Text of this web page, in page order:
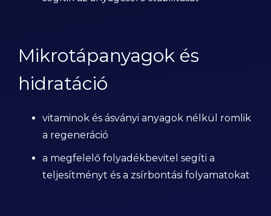
Mikrotápanyagok és
hidratáció
vitaminok és ásványi anyagok nélkül romlik
a regeneráció
a megfelelő folyadékbevitel segíti a
teljesítményt és a zsírbontási folyamatokat